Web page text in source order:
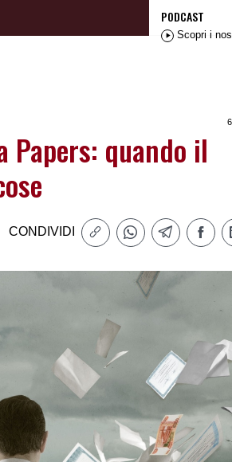
PODCAST
Scopri i
Papers: quando il
CONDIVIDI